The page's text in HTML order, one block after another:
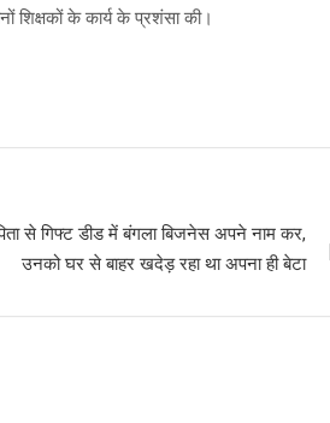
शिक्षकों के कार्य के प्रशंसा की।
से गिफ्ट डीड में बंगला बिजनेस अपने नाम कर,
उनको घर से बाहर खदेड़ रहा था अपना ही बेटा